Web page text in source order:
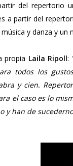
del repertorio
a partir del
y danza y un
propia Laila Ripoll:
todos los
y cien.
el caso es lo
y han de